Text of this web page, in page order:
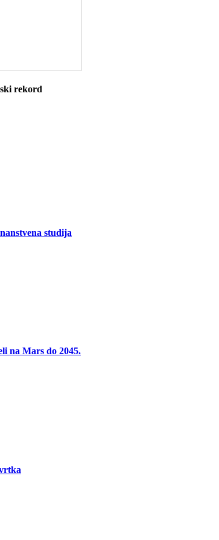
rekord
studija
na Mars do 2045.